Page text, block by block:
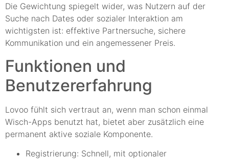
Die Gewichtung spiegelt wider, was Nutzern auf der
Suche nach Dates oder sozialer Interaktion am
wichtigsten ist: effektive Partnersuche, sichere
Kommunikation und ein angemessener Preis.
Funktionen und
Benutzererfahrung
Lovoo fühlt sich vertraut an, wenn man schon einmal
Wisch-Apps benutzt hat, bietet aber zusätzlich eine
permanent aktive soziale Komponente.
Registrierung: Schnell, mit optionaler